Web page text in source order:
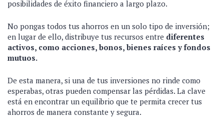
posibilidades de éxito financiero a largo plazo.
No pongas todos tus ahorros en un solo tipo de inversión;
en lugar de ello, distribuye tus recursos entre diferentes
activos, como acciones, bonos, bienes raíces y fondos
mutuos.
De esta manera, si una de tus inversiones no rinde como
esperabas, otras pueden compensar las pérdidas. La clave
está en encontrar un equilibrio que te permita crecer tus
ahorros de manera constante y segura.